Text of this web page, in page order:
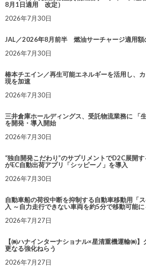
8月1日適用 改定）
2026年7月30日
JAL／2026年8月前半 燃油サーチャージ適用額
2026年7月30日
椿本チエイン／再生可能エネルギーを活用し、
現を加速
2026年7月30日
三井倉庫ホールディングス、受託物流業務に 「
を開発・導入開始
2026年7月30日
“独自開発こだわり”のサプリメントでD2C展開す
がEC自動出荷アプリ「シッピーノ」を導入
2026年7月30日
自動車船の荷役中断を抑制する自動車移動用「
入 ～自力走行できない車両を約5分で移動可能に
2026年7月27日
【㈱ハナインターナショナル×星清重機運輸㈱
更なる強化ねらう
2026年7月27日